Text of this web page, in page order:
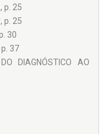
p. 25
p. 25
30
37
DIAGNÓSTICO AO